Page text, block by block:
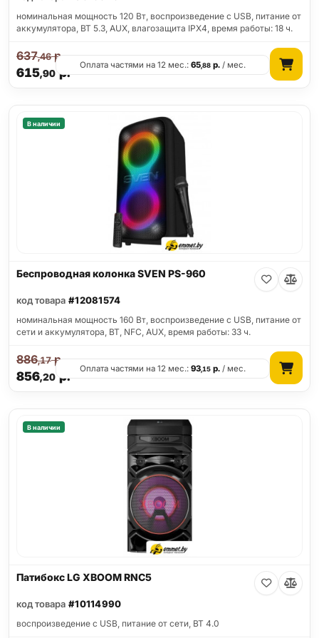
номинальная мощность 120 Вт, воспроизведение с USB, питание от
аккумулятора, BT 5.3, AUX, влагозащита IPX4, время работы: 18 ч.
615,90р.
637,46р.
Оплата частями на 12 мес.:65,88 р. / мес.
В наличии
Беспроводная колонка SVEN PS-960
код товара #12081574
номинальная мощность 160 Вт, воспроизведение с USB, питание от
сети и аккумулятора, BT, NFC, AUX, время работы: 33 ч.
856,20р.
886,17р.
Оплата частями на 12 мес.:93,15 р. / мес.
В наличии
Патибокс LG XBOOM RNC5
код товара #10114990
воспроизведение с USB, питание от сети, BT 4.0